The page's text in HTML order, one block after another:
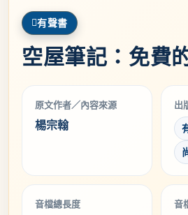
有聲書
空屋筆記：免費
原文作者／內容來源
楊宗翰
出
音檔總長度
音